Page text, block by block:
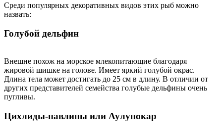
Среди популярных декоративных видов этих рыб можно
назвать:
Голубой дельфин
Внешне похож на морское млекопитающие благодаря
жировой шишке на голове. Имеет яркий голубой окрас.
Длина тела может достигать до 25 см в длину. В отличии от
других представителей семейства голубые дельфины очень
пугливы.
Цихлиды-павлины или Аулунокар